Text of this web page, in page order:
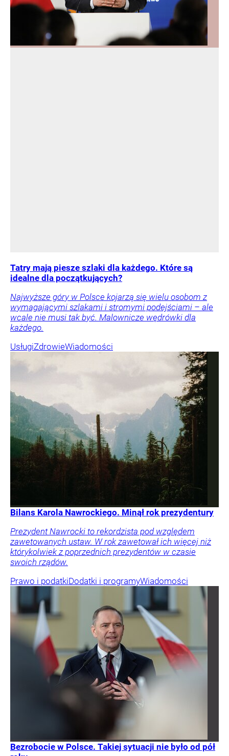
Tatry mają piesze szlaki dla każdego. Które są
idealne dla początkujących?
Najwyższe góry w Polsce kojarzą się wielu osobom z
wymagającymi szlakami i stromymi podejściami – ale
wcale nie musi tak być. Malownicze wędrówki dla
każdego.
UsługiZdrowieWiadomości
Bilans Karola Nawrockiego. Minął rok prezydentury
Prezydent Nawrocki to rekordzista pod względem
zawetowanych ustaw. W rok zawetował ich więcej niż
którykolwiek z poprzednich prezydentów w czasie
swoich rządów.
Prawo i podatkiDodatki i programyWiadomości
Bezrobocie w Polsce. Takiej sytuacji nie było od pół